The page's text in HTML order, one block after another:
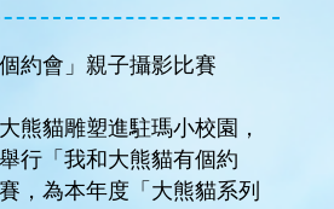
約會」親子攝影比賽
熊貓雕塑進駐瑪小校園，
行「我和大熊貓有個約
，為本年度「大熊貓系列